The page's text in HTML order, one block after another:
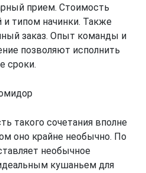
прием. Стоимость
и типом начинки. Также
заказ. Опыт команды и
позволяют исполнить
сроки.
такого сочетания вполне
оно крайне необычно. По
необычное
кушаньем для